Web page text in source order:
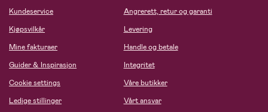
Kundeservice
Kjøpsvilkår
Mine fakturaer
Guider & Inspirasjon
Cookie settings
Ledige stillinger
Angrerett, retur og garanti
Levering
Handle og betale
Integritet
Våre butikker
Vårt ansvar